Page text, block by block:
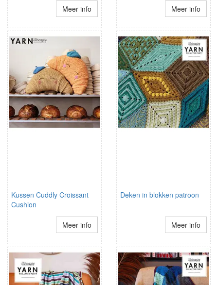
Meer info Meer info
Kussen Cuddly Croissant
Cushion
Meer info
Deken in blokken patroon
Meer info